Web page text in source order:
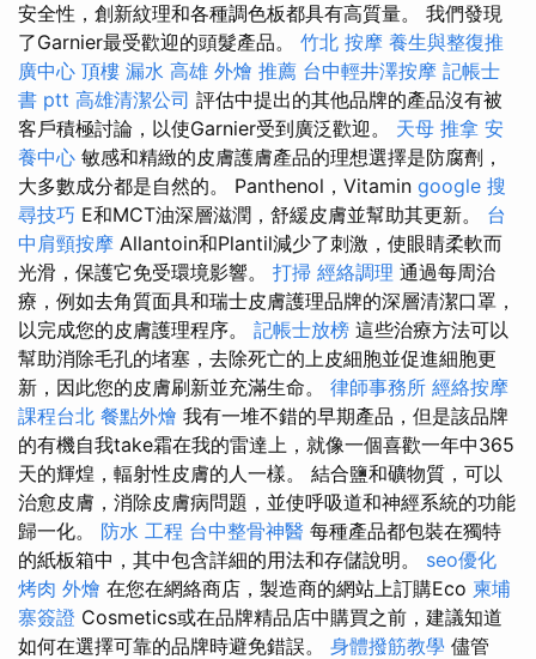
安全性，創新紋理和各種調色板都具有高質量。 我們發現
了Garnier最受歡迎的頭髮產品。 竹北 按摩 養生與整復推
廣中心 頂樓 漏水 高雄 外燴 推薦 台中輕井澤按摩 記帳士
書 ptt 高雄清潔公司 評估中提出的其他品牌的產品沒有被
客戶積極討論，以使Garnier受到廣泛歡迎。 天母 推拿 安
養中心 敏感和精緻的皮膚護膚產品的理想選擇是防腐劑，
大多數成分都是自然的。 Panthenol，Vitamin google 搜
尋技巧 E和MCT油深層滋潤，舒緩皮膚並幫助其更新。 台
中肩頸按摩 Allantoin和Plantil減少了刺激，使眼睛柔軟而
光滑，保護它免受環境影響。 打掃 經絡調理 通過每周治
療，例如去角質面具和瑞士皮膚護理品牌的深層清潔口罩，
以完成您的皮膚護理程序。 記帳士放榜 這些治療方法可以
幫助消除毛孔的堵塞，去除死亡的上皮細胞並促進細胞更
新，因此您的皮膚刷新並充滿生命。 律師事務所 經絡按摩
課程台北 餐點外燴 我有一堆不錯的早期產品，但是該品牌
的有機自我take霜在我的雷達上，就像一個喜歡一年中365
天的輝煌，輻射性皮膚的人一樣。 結合鹽和礦物質，可以
治愈皮膚，消除皮膚病問題，並使呼吸道和神經系統的功能
歸一化。 防水 工程 台中整骨神醫 每種產品都包裝在獨特
的紙板箱中，其中包含詳細的用法和存儲說明。 seo優化
烤肉 外燴 在您在網絡商店，製造商的網站上訂購Eco 柬埔
寨簽證 Cosmetics或在品牌精品店中購買之前，建議知道
如何在選擇可靠的品牌時避免錯誤。 身體撥筋教學 儘管